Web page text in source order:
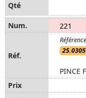
221
PINCE